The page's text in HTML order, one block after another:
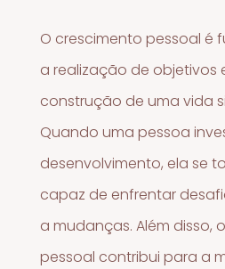
O crescimento pessoal é
a realização de objetivos
construção de uma vida
Quando uma pessoa
desenvolvimento, ela se
capaz de enfrentar
a mudanças. Além disso,
pessoal contribui para a